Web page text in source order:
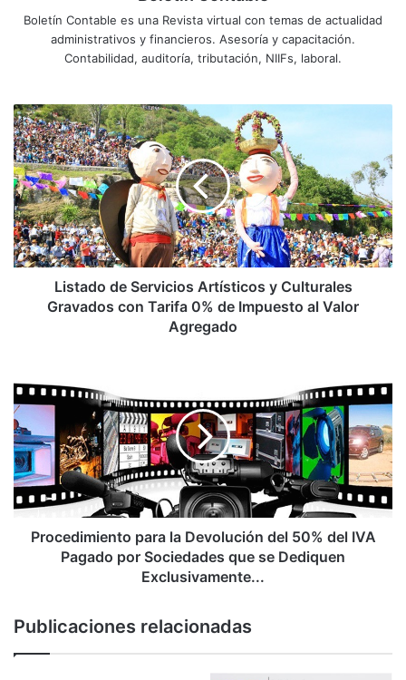
Boletín Contable es una Revista virtual con temas de actualidad
administrativos y financieros. Asesoría y capacitación.
Contabilidad, auditoría, tributación, NIIFs, laboral.
Listado
de
Servicios
Artísticos
y
Culturales
Gravados
con
Tarifa
Listado de Servicios Artísticos y Culturales
Gravados con Tarifa 0% de Impuesto al Valor
Agregado
para
la
Devolución
del
50%
del
IVA
Pagado
Sociedades
Exclusivamente...
Procedimiento para la Devolución del 50% del IVA
Pagado por Sociedades que se Dediquen
Exclusivamente...
Publicaciones relacionadas